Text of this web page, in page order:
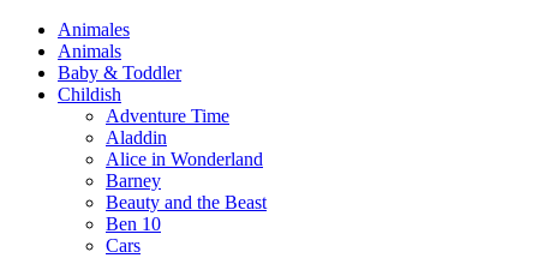
Animales
Animals
Baby & Toddler
Childish
Adventure Time
Aladdin
Alice in Wonderland
Barney
Beauty and the Beast
Ben 10
Cars